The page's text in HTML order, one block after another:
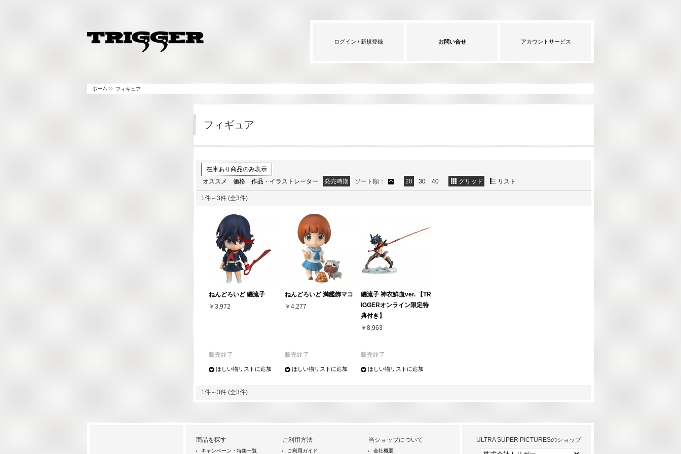
アカウントサービス
ログイン / 新規登録 お問い合せ
ホーム フィギュア
フィギュア
在庫あり商品のみ表示
オススメ
価格 作品・イラストレーター 発売時期 ソート順： 20 30 40 グリッド リスト
1件～3件 (全3件)
ねんどろいど 纏流子
￥3,972
販売終了
ほしい物リストに追加
ねんどろいど 満艦飾マコ
￥4,277
販売終了
ほしい物リストに追加
纏流子 神衣鮮血ver. 【TR
IGGERオンライン限定特
典付き】
￥8,963
販売終了
ほしい物リストに追加
1件～3件 (全3件)
商品を探す
キャンペーン・特集一覧
ご利用方法
ご利用ガイド
当ショップについて
会社概要
ULTRA SUPER PICTURESのショップ